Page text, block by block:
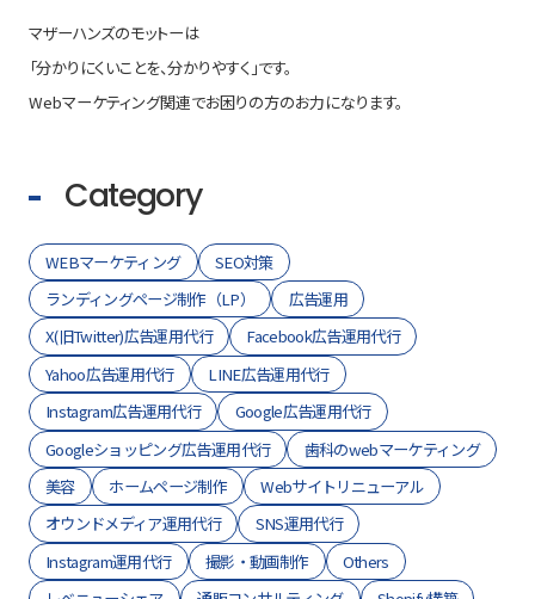
マザーハンズのモットーは
「分かりにくいことを、分かりやすく」です。
Webマーケティング関連でお困りの方のお力になります。
Category
WEBマーケティング
SEO対策
ランディングページ制作（LP）
広告運用
X(旧Twitter)広告運用代行
Facebook広告運用代行
Yahoo広告運用代行
LINE広告運用代行
Instagram広告運用代行
Google広告運用代行
Googleショッピング広告運用代行
歯科のwebマーケティング
美容
ホームページ制作
Webサイトリニューアル
オウンドメディア運用代行
SNS運用代行
Instagram運用代行
撮影・動画制作
Others